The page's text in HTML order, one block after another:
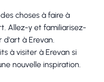
choses à faire à
Allez-y et familiarisez-
d'art à Erevan.
à visiter à Erevan si
nouvelle inspiration.